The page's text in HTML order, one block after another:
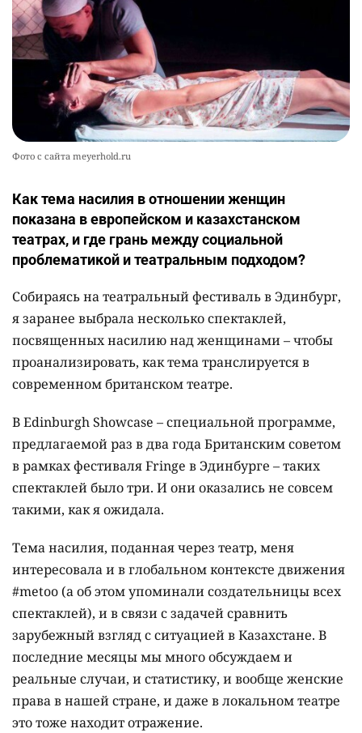
Фото с сайта meyerhold.ru
Как тема насилия в отношении женщин
показана в европейском и казахстанском
театрах, и где грань между социальной
проблематикой и театральным подходом?
Собираясь на театральный фестиваль в Эдинбург,
я заранее выбрала несколько спектаклей,
посвященных насилию над женщинами – чтобы
проанализировать, как тема транслируется в
современном британском театре.
В Edinburgh Showcase – специальной программе,
предлагаемой раз в два года Британским советом
в рамках фестиваля Fringe в Эдинбурге – таких
спектаклей было три. И они оказались не совсем
такими, как я ожидала.
Тема насилия, поданная через театр, меня
интересовала и в глобальном контексте движения
#metoo (а об этом упоминали создательницы всех
спектаклей), и в связи с задачей сравнить
зарубежный взгляд с ситуацией в Казахстане. В
последние месяцы мы много обсуждаем и
реальные случаи, и статистику, и вообще женские
права в нашей стране, и даже в локальном театре
это тоже находит отражение.